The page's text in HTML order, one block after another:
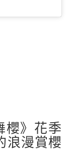
櫻》花季
浪漫賞櫻